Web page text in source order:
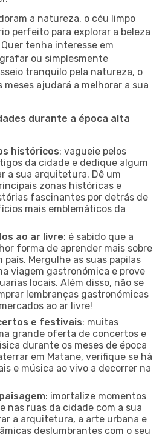
a natureza, o céu limpo
perfeito para explorar a beleza
tenha interesse em
ou simplesmente
tranquilo pela natureza, o
ajudará a melhorar a sua
durante a época alta
históricos: vagueie pelos
da cidade e dedique algum
a sua arquitetura. Dê um
zonas históricas e
fascinantes por detrás de
mais emblemáticos da
ao ar livre: é sabido que a
forma de aprender mais sobre
Mergulhe as suas papilas
viagem gastronómica e prove
locais. Além disso, não se
lembranças gastronómicas
ao ar livre!
e festivais: muitas
grande oferta de concertos e
durante os meses de época
em Matane, verifique se há
e música ao vivo a decorrer na
: imortalize momentos
nas ruas da cidade com a sua
a arquitetura, a arte urbana e
deslumbrantes com o seu